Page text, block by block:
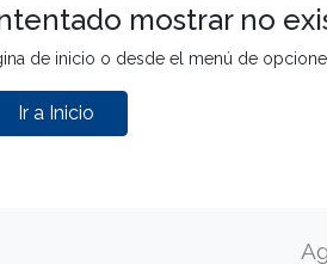
mostrar no
de inicio o desde el menú de
Ir a Inicio